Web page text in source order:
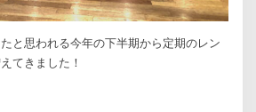
と思われる今年の下半期から定期のレン
てきました！